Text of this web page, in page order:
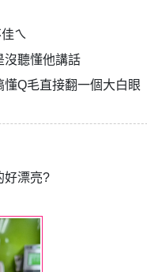
ㄟ
沒聽懂他講話
懂Q毛直接翻一個大白眼
好漂亮?